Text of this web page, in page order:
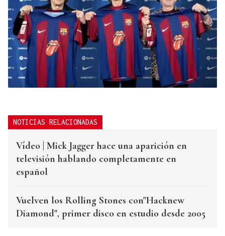
NOTICIAS RELACIONADAS
Vídeo | Mick Jagger hace una aparición en
televisión hablando completamente en
español
Vuelven los Rolling Stones con"Hacknew
Diamond", primer disco en estudio desde 2005